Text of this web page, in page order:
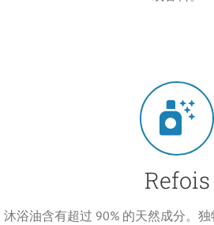
Refois
沐浴油含有超过 90% 的天然成分。